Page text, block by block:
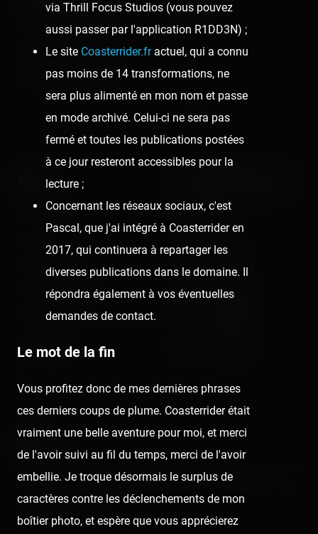
Fun experiences sharing
from roller coasters, theme
Home
Posts
Videos
Reports
Instant pictures
About
Acknowledgements
The Coasterrider Museum
Legal information
4.0 International License.
via Thrill Focus Studios (vous pouvez
aussi passer par l'application R1DD3N) ;
Le site Coasterrider.fractuel, qui a connu
pas moins de 14 transformations, ne
sera plus alimenté en mon nom et passe
en mode archivé. Celui-ci ne sera pas
fermé et toutes les publications postées
à ce jour resteront accessibles pour la
lecture ;
Concernant les réseaux sociaux, c'est
Pascal, que j'ai intégré à Coasterrider en
2017, qui continuera à repartager les
diverses publications dans le domaine. Il
répondra également à vos éventuelles
demandes de contact.
Le mot de la fin
Vous profitez donc de mes dernières phrases
ces derniers coups de plume. Coasterrider était
vraiment une belle aventure pour moi, et merci
de l'avoir suivi au fil du temps, merci de l'avoir
embellie. Je troque désormais le surplus de
caractères contre les déclenchements de mon
boîtier photo, et espère que vous apprécierez